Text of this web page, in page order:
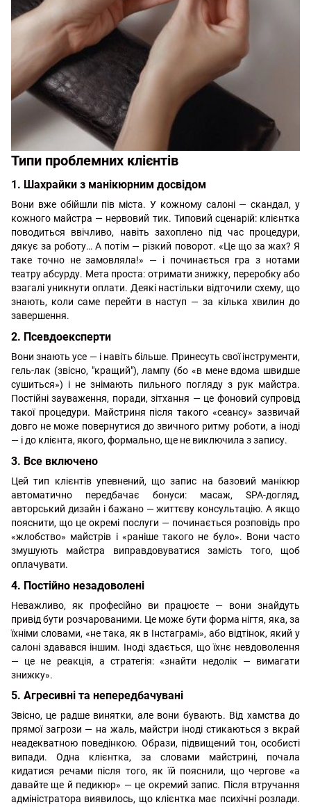
Типи проблемних клієнтів
1. Шахрайки з манікюрним досвідом
Вони вже обійшли пів міста. У кожному салоні — скандал, у
кожного майстра — нервовий тик. Типовий сценарій: клієнтка
поводиться ввічливо, навіть захоплено під час процедури,
дякує за роботу… А потім — різкий поворот. «Це що за жах? Я
таке точно не замовляла!» — і починається гра з нотами
театру абсурду. Мета проста: отримати знижку, переробку або
взагалі уникнути оплати. Деякі настільки відточили схему, що
знають, коли саме перейти в наступ — за кілька хвилин до
завершення.
2. Псевдоексперти
Вони знають усе — і навіть більше. Принесуть свої інструменти,
гель-лак (звісно, "кращий"), лампу (бо «в мене вдома швидше
сушиться») і не знімають пильного погляду з рук майстра.
Постійні зауваження, поради, зітхання — це фоновий супровід
такої процедури. Майстриня після такого «сеансу» зазвичай
довго не може повернутися до звичного ритму роботи, а іноді
— і до клієнта, якого, формально, ще не виключила з запису.
3. Все включено
Цей тип клієнтів упевнений, що запис на базовий манікюр
автоматично передбачає бонуси: масаж, SPA-догляд,
авторський дизайн і бажано — життєву консультацію. А якщо
пояснити, що це окремі послуги — починається розповідь про
«жлобство» майстрів і «раніше такого не було». Вони часто
змушують майстра виправдовуватися замість того, щоб
оплачувати.
4. Постійно незадоволені
Неважливо, як професійно ви працюєте — вони знайдуть
привід бути розчарованими. Це може бути форма нігтя, яка, за
їхніми словами, «не така, як в Інстаграмі», або відтінок, який у
салоні здавався іншим. Іноді здається, що їхнє невдоволення
— це не реакція, а стратегія: «знайти недолік — вимагати
знижку».
5. Агресивні та непередбачувані
Звісно, це радше винятки, але вони бувають. Від хамства до
прямої загрози — на жаль, майстри іноді стикаються з вкрай
неадекватною поведінкою. Образи, підвищений тон, особисті
випади. Одна клієнтка, за словами майстрині, почала
кидатися речами після того, як їй пояснили, що чергове «а
давайте ще й педикюр» — це окремий запис. Після втручання
адміністратора виявилось, що клієнтка має психічні розлади.